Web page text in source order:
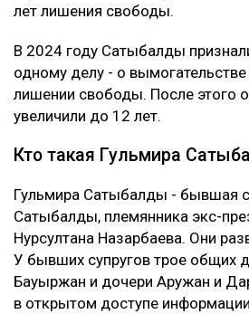
лет лишения свободы.
В 2024 году Сатыбалды
одному делу - о
лишении свободы. После этого
увеличили до 12 лет.
Кто такая Гульмира
Гульмира Сатыбалды - бывшая
Сатыбалды, племянника экс-
Нурсултана Назарбаева. Они
У бывших супругов трое общих
Бауыржан и дочери Аружан и
в открытом доступе